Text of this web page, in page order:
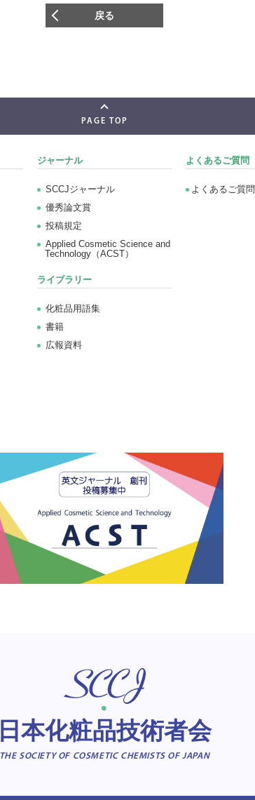
戻る
PAGE TOP
ジャーナル
SCCJジャーナル
優秀論文賞
投稿規定
Applied Cosmetic Science and
Technology（ACST）
ライブラリー
化粧品用語集
書籍
広報資料
よくあるご質問
よくあるご質問
日本化粧品技術者会
THE SOCIETY OF COSMETIC CHEMISTS OF JAPAN